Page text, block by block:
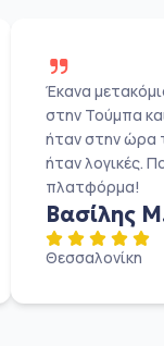
Έκανα
στην Τούμπα
ήταν στην ώρα
ήταν λογικές.
πλατφόρμα!
Βασίλης
Θεσσαλονίκη